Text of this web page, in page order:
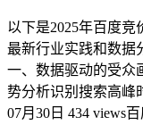
以下是2025年百度
最新行业实践和数据
一、数据驱动的受众
势分析识别搜索高峰
07月30日 434 views